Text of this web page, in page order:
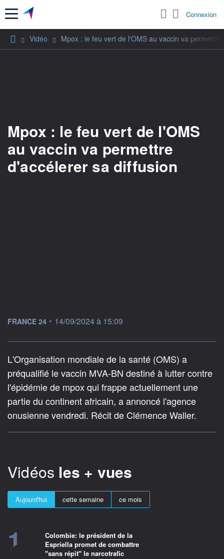
Menu Connexion
Vidéo Mpox : le feu vert de l'OMS au vaccin va
Mpox : le feu vert de l'OMS
au vaccin va permettre
d'accélerer sa diffusion
information fournie par
FRANCE 24 • 14/09/2024 à 15:09
L'Organisation mondiale de la santé (OMS) a
préqualifié le vaccin MVA-BN destiné à lutter contre
l'épidémie de mpox qui frappe actuellement une
partie du continent africain, a annoncé l'agence
onusienne vendredi. Récit de Clémence Waller.
Vidéos les + vues
Aujourd'hui cette semaine ce mois
1
Colombie: le président de la
Espriella promet de combattre
"sans répit" le narcotrafic